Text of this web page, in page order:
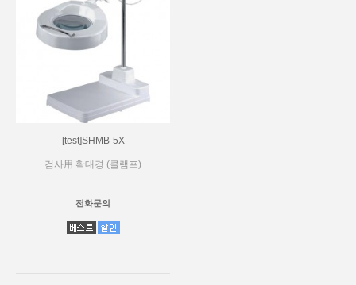
[test]SHMB-5X
검사用 확대경 (클램프)
전화문의